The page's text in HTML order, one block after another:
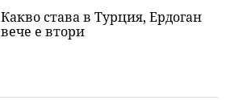
Какво става в Турция, Ердоган
вече е втори